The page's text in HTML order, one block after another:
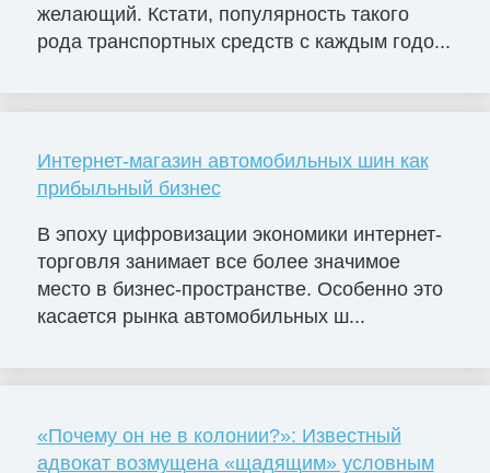
желающий. Кстати, популярность такого
рода транспортных средств с каждым годо...
Интернет-магазин автомобильных шин как
прибыльный бизнес
В эпоху цифровизации экономики интернет-
торговля занимает все более значимое
место в бизнес-пространстве. Особенно это
касается рынка автомобильных ш...
«Почему он не в колонии?»: Известный
адвокат возмущена «щадящим» условным